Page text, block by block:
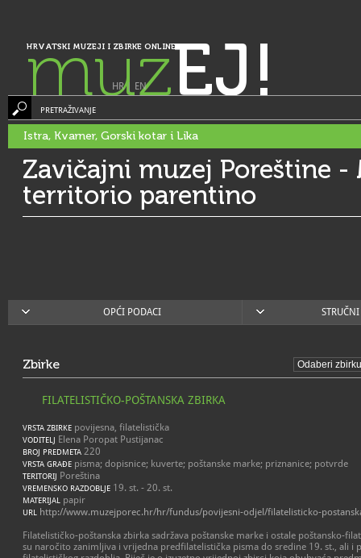
HRVATSKI MUZEJI I ZBIRKE ONLINE
muzEJ!
HR| EN
PRETRAŽIVANJE
Istra, Kvarner, Gorski kotar i Lika
Zavičajni muzej Poreštine -
territorio parentino
OPĆI PODACI
Zbirke
FILATELISTIČKO-POŠTANSKA ZBIRKA
VRSTA ZBIRKE povijesna, filatelistička
VODITELJ Elena Poropat Pustijanac
BROJ PREDMETA 220
VRSTA GRAĐE pisma; dopisnice; kuverte; poštanske marke; priznanice; potvrde
TERITORIJ Poreština
VREMENSKO RAZDOBLJE 19. st. - 20. st.
MATERIJAL papir
URL http://www.muzejporec.hr/hr/fundus/povijesni-odjel/filatelisticko-
Filatelističko-poštanska zbirka sadržava poštanske marke i ostale poštansko-
su naročito zanimljiva i vrijedna predfilatelistička pisma do sredine 19. st., ali i